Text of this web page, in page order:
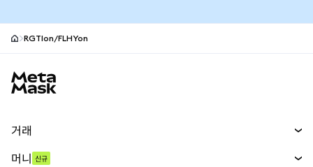
RGTIon/FLHYon
거래
머니 신규